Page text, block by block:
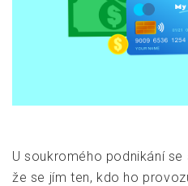
U soukromého podnikání
že se jím ten, kdo ho